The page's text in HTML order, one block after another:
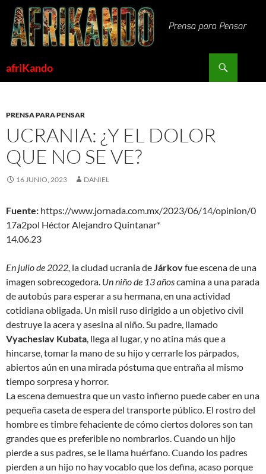
Saltar
contenido
afriKando
PRENSA PARA PENSAR
UCRANIA: ¿Y EL DOLOR
QUE NO SE VE?
16 JUNIO, 2023 DANIEL
Fuente: https://www.jornada.com.mx/2023/06/14/opinion/0
17a2pol Héctor Alejandro Quintanar*
14.06.23
En julio de 2022, la ciudad ucrania deJárkovfue escena de una
imagen sobrecogedora. Un niño de 13 añoscamina a una parada
de autobús para esperar a su hermana, en una actividad
cotidiana obligada. Un misil ruso dirigido a un objetivo civil
destruye la acera y asesina al niño. Su padre, llamado
Vyacheslav Kubata, llega al lugar, y no atina más que a
hincarse, tomar la mano de su hijo y cerrarle los párpados,
abiertos aún en una mirada póstuma que entraña al mismo
tiempo sorpresa y horror.
La escena demuestra que un vasto infierno puede caber en una
pequeña caseta de espera del transporte público. El rostro del
hombre es timbre fehaciente de cómo ciertos dolores son tan
grandes que es preferible no nombrarlos. Cuando un hijo
pierde a sus padres, se le llama huérfano. Cuando los padres
pierden a un hijo no hay vocablo que los defina, acaso porque